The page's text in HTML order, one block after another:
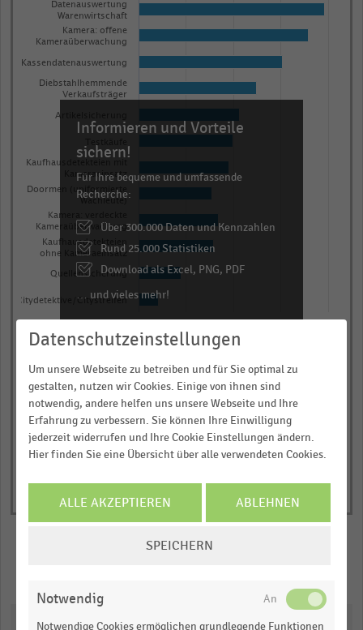
bars.
The
chart
axis
displaying
categories.
Range:
categories.
chart
has
axis
displaying
Anteil
der
Händler
Prozent.
1.0265376923076923.
View
Datenauswertung
Warenwirtschaft
Kamera: offene
Kameraüberwachung
Kassendatenauswertung
Diebstahlhemmende
Verkaufsträger
Artikelsicherung
Kaufhausdetekteien mit
Kameraeinsatz
Doormen (uniformierte
Kamera: verdeckte
Kameraüberwachung
Kaufhausdetekteien
ohne Kameraeinsatz
Quellensicherung
Citydetektive/Citystreifen
© Handelsdaten 2026
interactive
chart
Informieren und Vorteile
sichern!
Für Ihre bequeme und umfassende
Recherche:
Über 300.000 Daten und Kennzahlen
Rund 25.000 Statistiken
Download als Excel, PNG, PDF
… und vieles mehr!
JETZT INFORMIEREN
Downloads
Datenschutzeinstellungen
Um unsere Webseite zu betreiben und für Sie optimal zu
gestalten, nutzen wir Cookies. Einige von ihnen sind
notwendig, andere helfen uns unsere Webseite und Ihre
Erfahrung zu verbessern. Sie können Ihre Einwilligung
jederzeit widerrufen und Ihre Cookie Einstellungen ändern.
Hier finden Sie eine Übersicht über alle verwendeten Cookies.
ALLE AKZEPTIEREN ABLEHNEN
SPEICHERN
Notwendig
Notwendige Cookies ermöglichen grundlegende Funktionen